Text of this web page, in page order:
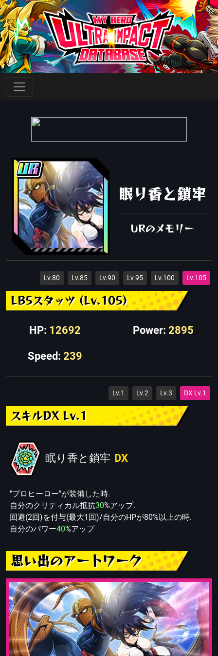
眠り香と鎖牢
URのメモリー
Lv.80 Lv.85 Lv.90 Lv.95 Lv.100 Lv.105
LB5スタッツ (Lv.105)
HP: 12692 Power: 2895
Speed: 239
Lv.1 Lv.2 Lv.3 DX Lv.1
スキルDX Lv.1
眠り香と鎖牢 DX
"プロヒーロー"が装備した時.
自分のクリティカル抵抗30%アップ.
回避(2回)を付与(最大1回)/自分のHPが80%以上の時.
自分のパワー40%アップ
思い出のアートワーク